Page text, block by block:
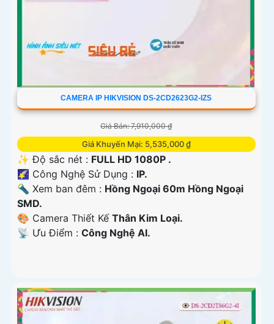
CAMERA IP HIKVISION DS-2CD2623G2-IZS
Giá Bán: 7,910,000 ₫
Giá Khuyến Mại: 5,535,000 ₫
✨ Độ sắc nét : FULL HD 1080P .
🌠 Công Nghệ Sử Dụng : IP.
🔦 Xem ban đêm : Hồng Ngoại 60m Hồng Ngoại
SMD.
🎨 Camera Thiết Kế Thân Kim Loại.
️📡 Ưu Điểm : Công Nghệ AI.